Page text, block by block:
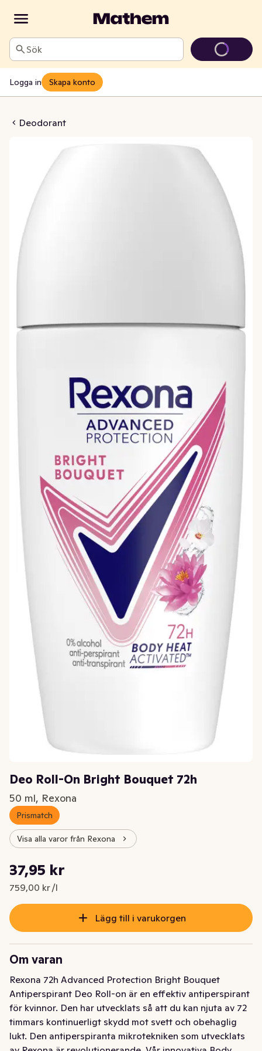
Sök
Logga in Skapa konto
Deodorant
Bouquet 72h
Deo Roll-On Bright Bouquet 72h
50 ml, Rexona
Prismatch
Visa alla varor från Rexona
Nuvarande pris är: 37,95 kr
37,95 kr
759,00 kr /l
Styckpris: 759,00 kr /l
Lägg till i varukorgen
Om varan
Rexona 72h Advanced Protection Bright Bouquet
Antiperspirant Deo Roll-on är en effektiv antiperspirant
för kvinnor. Den har utvecklats så att du kan njuta av 72
timmars kontinuerligt skydd mot svett och obehaglig
lukt. Den antiperspiranta mikrotekniken som utvecklats